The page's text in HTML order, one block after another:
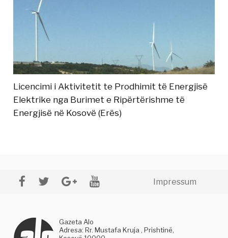
Licencimi i Aktivitetit te Prodhimit të Energjisë
Elektrike nga Burimet e Ripërtërishme të
Energjisë në Kosovë (Erës)
Impressum
Gazeta Alo
Adresa: Rr. Mustafa Kruja , Prishtinë,